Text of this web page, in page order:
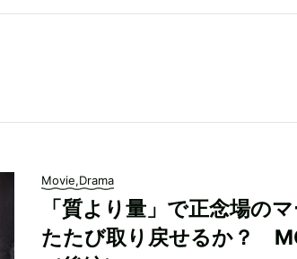
Movie,Drama
「質より量」で正念場の
たたび取り戻せるか？